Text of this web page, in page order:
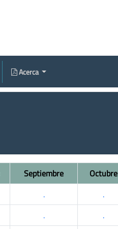
Acerca
Septiembre Octubre
. .
. .